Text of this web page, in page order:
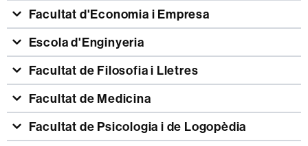
Facultat d'Economia i Empresa
Escola d'Enginyeria
Facultat de Filosofia i Lletres
Facultat de Medicina
Facultat de Psicologia i de Logopèdia